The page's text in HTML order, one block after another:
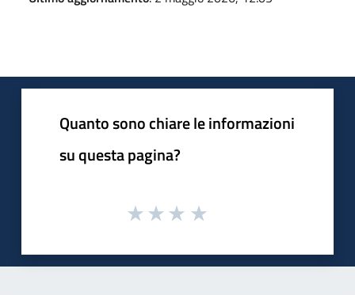
Quanto sono chiare le informazioni
su questa pagina?